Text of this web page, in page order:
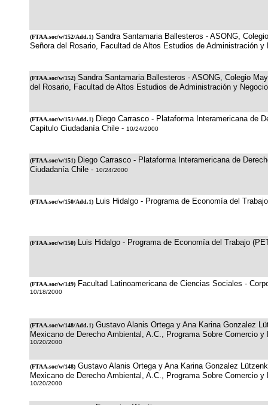
(FTAA.soc/w/152/Add.1) Sandra Santamaria Ballesteros - ASONG,
Señora del Rosario, Facultad de Altos Estudios de Administración
(FTAA.soc/w/152) Sandra Santamaria Ballesteros - ASONG, Colegio
del Rosario, Facultad de Altos Estudios de Administración y
(FTAA.soc/w/151/Add.1) Diego Carrasco - Plataforma Interamericana de
Capitulo Ciudadanía Chile - 10/24/2000
(FTAA.soc/w/151) Diego Carrasco - Plataforma Interamericana de
Ciudadanía Chile - 10/24/2000
(FTAA.soc/w/150/Add.1) Luis Hidalgo - Programa de Economía del
(FTAA.soc/w/150) Luis Hidalgo - Programa de Economía del Trabajo
(FTAA.soc/w/149) Facultad Latinoamericana de Ciencias Sociales -
10/18/2000
(FTAA.soc/w/148/Add.1) Gustavo Alanis Ortega y Ana Karina Gonzalez
Mexicano de Derecho Ambiental, A.C., Programa Sobre Comercio y
10/20/2000
(FTAA.soc/w/148) Gustavo Alanis Ortega y Ana Karina Gonzalez
Mexicano de Derecho Ambiental, A.C., Programa Sobre Comercio y
10/20/2000